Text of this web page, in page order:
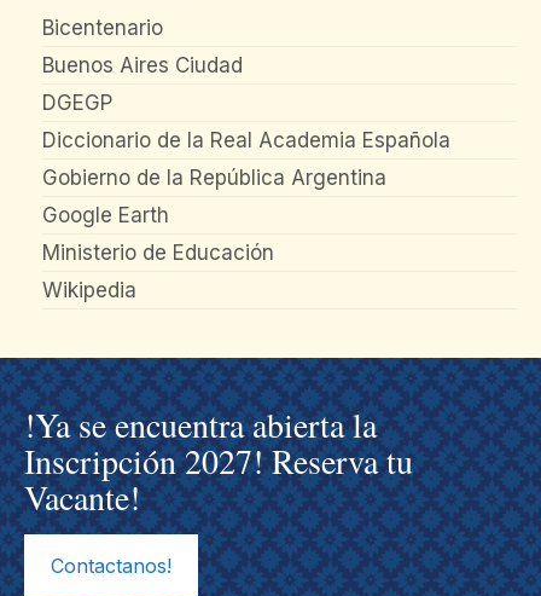
Bicentenario
Buenos Aires Ciudad
DGEGP
Diccionario de la Real Academia Española
Gobierno de la República Argentina
Google Earth
Ministerio de Educación
Wikipedia
!Ya se encuentra abierta la
Inscripción 2027! Reserva tu
Vacante!
Contactanos!